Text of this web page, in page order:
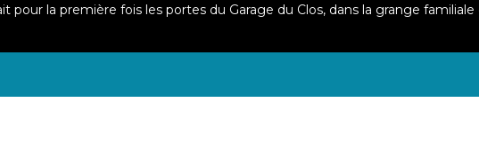
pour la première fois les portes du Garage du Clos, dans la grange